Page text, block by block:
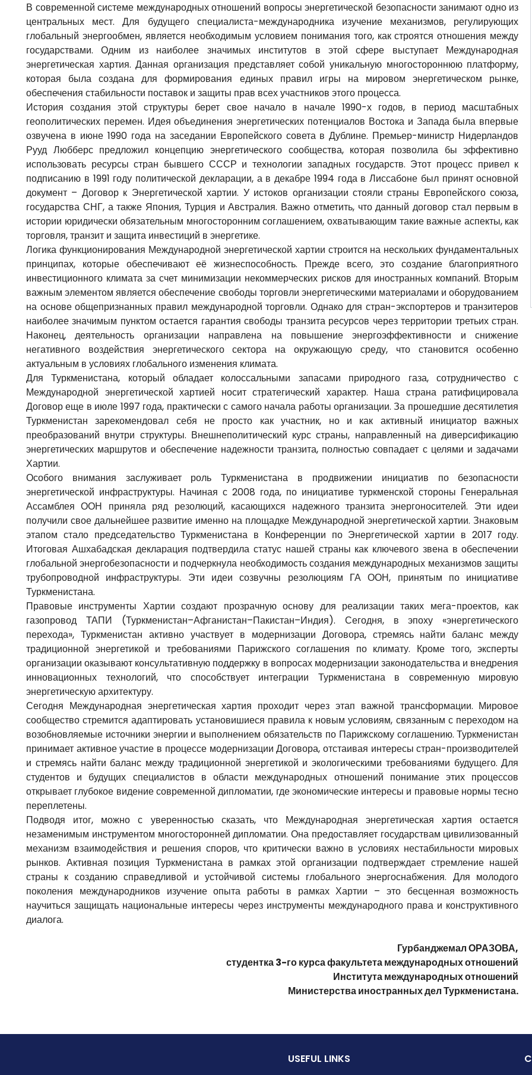
В современной системе международных отношений вопросы энергетической безопасности занимают одно из
центральных мест. Для будущего специалиста-международника изучение механизмов, регулирующих
глобальный энергообмен, является необходимым условием понимания того, как строятся отношения между
государствами. Одним из наиболее значимых институтов в этой сфере выступает Международная
энергетическая хартия. Данная организация представляет собой уникальную многостороннюю платформу,
которая была создана для формирования единых правил игры на мировом энергетическом рынке,
обеспечения стабильности поставок и защиты прав всех участников этого процесса.
История создания этой структуры берет свое начало в начале 1990-х годов, в период масштабных
геополитических перемен. Идея объединения энергетических потенциалов Востока и Запада была впервые
озвучена в июне 1990 года на заседании Европейского совета в Дублине. Премьер-министр Нидерландов
Рууд Любберс предложил концепцию энергетического сообщества, которая позволила бы эффективно
использовать ресурсы стран бывшего СССР и технологии западных государств. Этот процесс привел к
подписанию в 1991 году политической декларации, а в декабре 1994 года в Лиссабоне был принят основной
документ – Договор к Энергетической хартии. У истоков организации стояли страны Европейского союза,
государства СНГ, а также Япония, Турция и Австралия. Важно отметить, что данный договор стал первым в
истории юридически обязательным многосторонним соглашением, охватывающим такие важные аспекты, как
торговля, транзит и защита инвестиций в энергетике.
Логика функционирования Международной энергетической хартии строится на нескольких фундаментальных
принципах, которые обеспечивают её жизнеспособность. Прежде всего, это создание благоприятного
инвестиционного климата за счет минимизации некоммерческих рисков для иностранных компаний. Вторым
важным элементом является обеспечение свободы торговли энергетическими материалами и оборудованием
на основе общепризнанных правил международной торговли. Однако для стран-экспортеров и транзитеров
наиболее значимым пунктом остается гарантия свободы транзита ресурсов через территории третьих стран.
Наконец, деятельность организации направлена на повышение энергоэффективности и снижение
негативного воздействия энергетического сектора на окружающую среду, что становится особенно
актуальным в условиях глобального изменения климата.
Для Туркменистана, который обладает колоссальными запасами природного газа, сотрудничество с
Международной энергетической хартией носит стратегический характер. Наша страна ратифицировала
Договор еще в июле 1997 года, практически с самого начала работы организации. За прошедшие десятилетия
Туркменистан зарекомендовал себя не просто как участник, но и как активный инициатор важных
преобразований внутри структуры. Внешнеполитический курс страны, направленный на диверсификацию
энергетических маршрутов и обеспечение надежности транзита, полностью совпадает с целями и задачами
Хартии.
Особого внимания заслуживает роль Туркменистана в продвижении инициатив по безопасности
энергетической инфраструктуры. Начиная с 2008 года, по инициативе туркменской стороны Генеральная
Ассамблея ООН приняла ряд резолюций, касающихся надежного транзита энергоносителей. Эти идеи
получили свое дальнейшее развитие именно на площадке Международной энергетической хартии. Знаковым
этапом стало председательство Туркменистана в Конференции по Энергетической хартии в 2017 году.
Итоговая Ашхабадская декларация подтвердила статус нашей страны как ключевого звена в обеспечении
глобальной энергобезопасности и подчеркнула необходимость создания международных механизмов защиты
трубопроводной инфраструктуры. Эти идеи созвучны резолюциям ГА ООН, принятым по инициативе
Туркменистана.
Правовые инструменты Хартии создают прозрачную основу для реализации таких мега-проектов, как
газопровод ТАПИ (Туркменистан–Афганистан–Пакистан–Индия). Сегодня, в эпоху «энергетического
перехода», Туркменистан активно участвует в модернизации Договора, стремясь найти баланс между
традиционной энергетикой и требованиями Парижского соглашения по климату. Кроме того, эксперты
организации оказывают консультативную поддержку в вопросах модернизации законодательства и внедрения
инновационных технологий, что способствует интеграции Туркменистана в современную мировую
энергетическую архитектуру.
Сегодня Международная энергетическая хартия проходит через этап важной трансформации. Мировое
сообщество стремится адаптировать установишиеся правила к новым условиям, связанным с переходом на
возобновляемые источники энергии и выполнением обязательств по Парижскому соглашению. Туркменистан
принимает активное участие в процессе модернизации Договора, отстаивая интересы стран-производителей
и стремясь найти баланс между традиционной энергетикой и экологическими требованиями будущего. Для
студентов и будущих специалистов в области международных отношений понимание этих процессов
открывает глубокое видение современной дипломатии, где экономические интересы и правовые нормы тесно
переплетены.
Подводя итог, можно с уверенностью сказать, что Международная энергетическая хартия остается
незаменимым инструментом многосторонней дипломатии. Она предоставляет государствам цивилизованный
механизм взаимодействия и решения споров, что критически важно в условиях нестабильности мировых
рынков. Активная позиция Туркменистана в рамках этой организации подтверждает стремление нашей
страны к созданию справедливой и устойчивой системы глобального энергоснабжения. Для молодого
поколения международников изучение опыта работы в рамках Хартии – это бесценная возможность
научиться защищать национальные интересы через инструменты международного права и конструктивного
диалога.
Гурбанджемал ОРАЗОВА,
студентка 3-го курса факультета международных отношений
Института международных отношений
Министерства иностранных дел Туркменистана.
USEFUL LINKS